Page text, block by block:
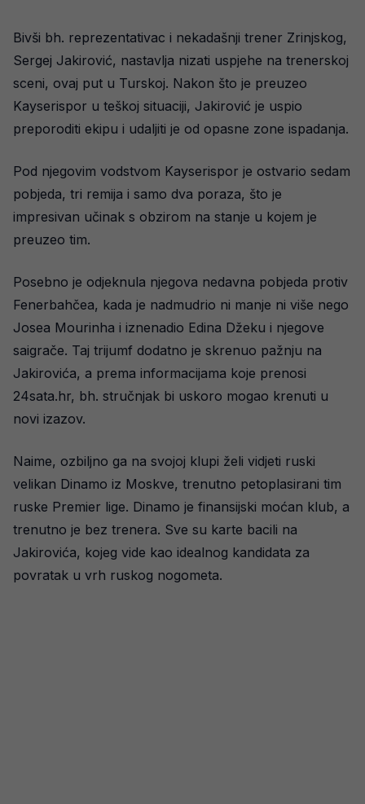
Bivši bh. reprezentativac i nekadašnji trener Zrinjskog,
Sergej Jakirović, nastavlja nizati uspjehe na trenerskoj
sceni, ovaj put u Turskoj. Nakon što je preuzeo
Kayserispor u teškoj situaciji, Jakirović je uspio
preporoditi ekipu i udaljiti je od opasne zone ispadanja.
Pod njegovim vodstvom Kayserispor je ostvario sedam
pobjeda, tri remija i samo dva poraza, što je
impresivan učinak s obzirom na stanje u kojem je
preuzeo tim.
Posebno je odjeknula njegova nedavna pobjeda protiv
Fenerbahčea, kada je nadmudrio ni manje ni više nego
Josea Mourinha i iznenadio Edina Džeku i njegove
saigrače. Taj trijumf dodatno je skrenuo pažnju na
Jakirovića, a prema informacijama koje prenosi
24sata.hr, bh. stručnjak bi uskoro mogao krenuti u
novi izazov.
Naime, ozbiljno ga na svojoj klupi želi vidjeti ruski
velikan Dinamo iz Moskve, trenutno petoplasirani tim
ruske Premier lige. Dinamo je finansijski moćan klub, a
trenutno je bez trenera. Sve su karte bacili na
Jakirovića, kojeg vide kao idealnog kandidata za
povratak u vrh ruskog nogometa.